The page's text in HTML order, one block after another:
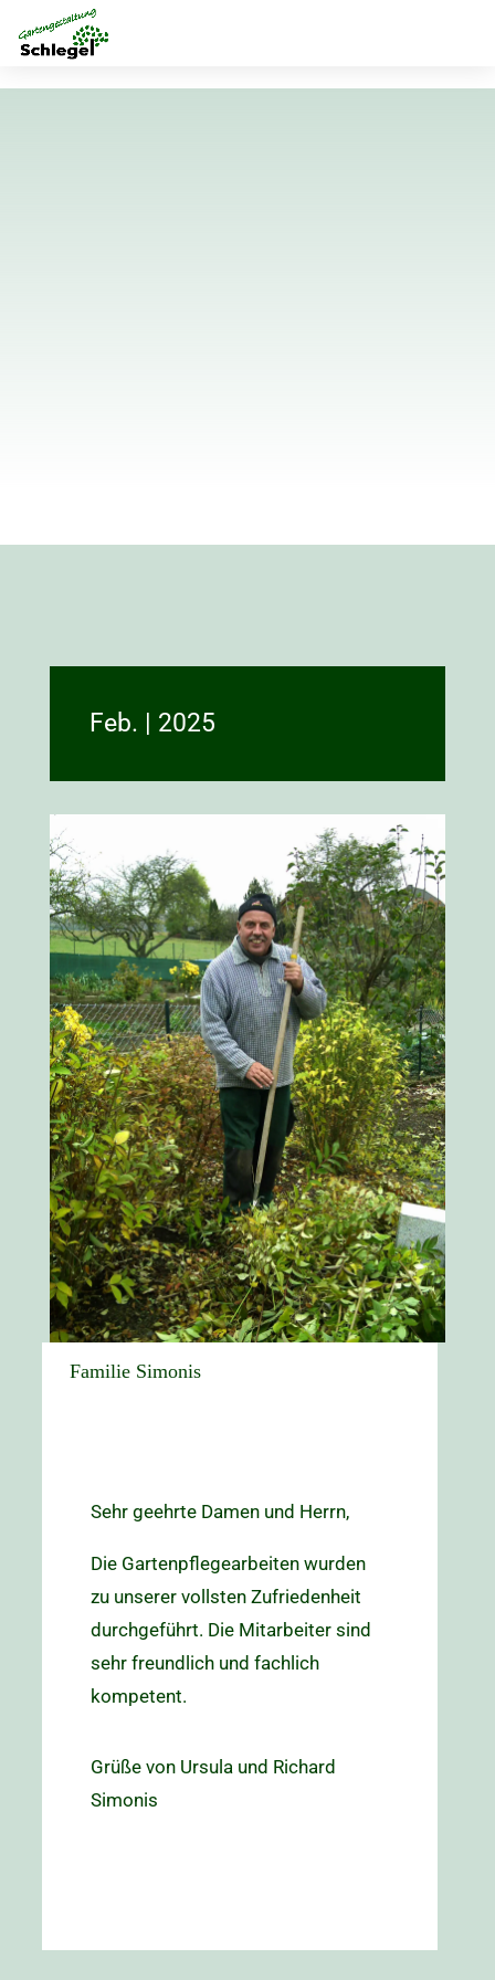
Feb. | 2025
Familie Simonis
Sehr geehrte Damen und Herrn,
Die Gartenpflegearbeiten wurden
zu unserer vollsten Zufriedenheit
durchgeführt. Die Mitarbeiter sind
sehr freundlich und fachlich
kompetent.
Grüße von Ursula und Richard
Simonis